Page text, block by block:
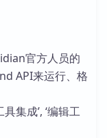
官方人员的
API来运行、格
集成’, ‘编辑工